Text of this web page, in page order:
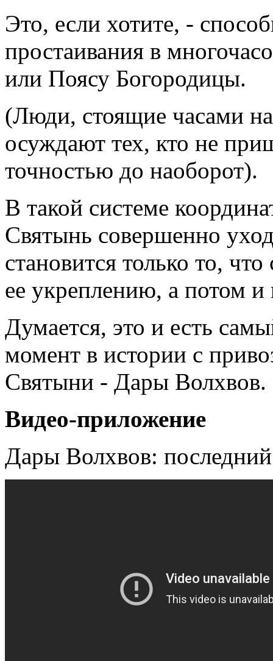
Это, если хотите, -
простаивания в
или Поясу Богородицы.
(Люди, стоящие часами
осуждают тех, кто не
точностью до наоборот).
В такой системе
Святынь совершенно
становится только то,
ее укреплению, а потом и
Думается, это и есть
момент в истории с
Святыни - Дары Волхвов.
Видео-приложение
Дары Волхвов: